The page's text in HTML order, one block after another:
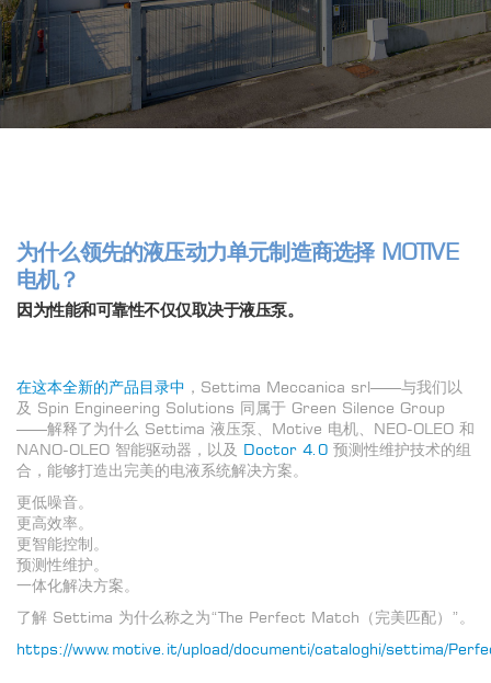
为什么领先的液压动力单元制造商选择 MOTIVE
电机？
因为性能和可靠性不仅仅取决于液压泵。
在这本全新的产品目录中 ，Settima Meccanica srl——与我们以
及 Spin Engineering Solutions 同属于 Green Silence Group
——解释了为什么 Settima 液压泵、Motive 电机、NEO-OLEO 和
NANO-OLEO 智能驱动器，以及 Doctor 4.0 预测性维护技术的组
合，能够打造出完美的电液系统解决方案。
更低噪音。
更高效率。
更智能控制。
预测性维护。
一体化解决方案。
了解 Settima 为什么称之为“The Perfect Match（完美匹配）”。
https://www.motive.it/upload/documenti/cataloghi/settima/